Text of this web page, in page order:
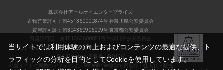
株式会社アールケイエンタープライズ
古物営業許可：第451360000874号 神奈川県公安委員会
質屋許可証：第304360906009号 東京都公安委員会
質屋許可証：第451363600051号 神奈川県公安委員会
当店は、偽造品の流通防止を目指すAACD(日本流通自主管理協会)の正会
員企業です(会員番号：R-0196)
※当サイトに掲載のアイテムは、RodeoDrive独自で買取り・仕入れ・販売
当サイトでは利用体験の向上およびコンテンツの最適な提供、ト
ラフィックの分析を目的としてCookieを使用しています。